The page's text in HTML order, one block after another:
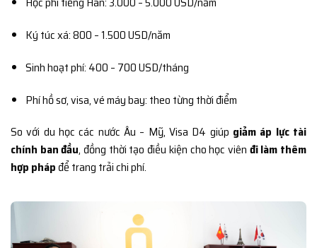
Ký túc xá: 800 – 1.500 USD/năm
Sinh hoạt phí: 400 – 700 USD/tháng
Phí hồ sơ, visa, vé máy bay: theo từng thời điểm
So với du học các nước Âu – Mỹ, Visa D4 giúp giảm áp lực tài
chính ban đầu, đồng thời tạo điều kiện cho học viên đi làm thêm
hợp phápđể trang trải chi phí.